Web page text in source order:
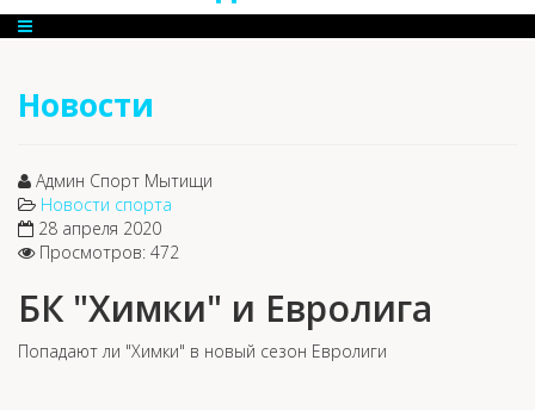
Новости
Админ Спорт Мытищи
Новости спорта
28 апреля 2020
Просмотров: 472
БК "Химки" и Евролига
Попадают ли "Химки" в новый сезон Евролиги